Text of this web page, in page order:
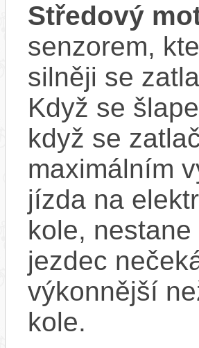
Středový
senzorem,
silněji se
Když se
když se
maximálním
jízda na
kole,
jezdec
výkonnější
kole.